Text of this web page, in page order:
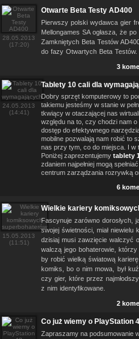
28.05.2013
(17:20)
Otwarte Beta Testy AD400
Pierwszy polski wydawca gier
Mellongames SA ogłasza, że
Zamkniętych Beta Testów
do fazy Otwartych Beta Testów.
3
24.05.2013
(14:41)
Tablety 10 cali dla
Dobry sprzęt komputerowy to
takiemu jesteśmy w stanie w
tkwiący w otaczającej nas
względu na to, czy chodzi nam
dostęp do efektywnego
mobilne pozwalają nam robić to
nas przy tym, co do miejsca. I w
Poniżej zaprezentujemy tablety
zdaniem najpełniej mogą
centrum zarządzania rozrywką
6
15.05.2013
(11:51)
Wielkie kariery
Fascynuje zarówno dorosłych,
swojej świetności, miał niewielu
dzisiaj musi zawzięcie walczyć
walczą jego bohaterowie,
by robić wielką światową
komiks, bo o nim mowa, był
czy gier, które przez
z nim identyfikowane.
2
Co już wiemy o PlayStation
Zapraszamy na podsumowanie